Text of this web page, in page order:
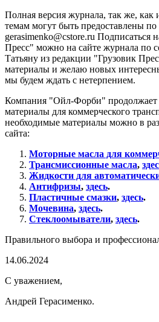
Полная версия журнала, так же, как
темам могут быть предоставлены по
gerasimenko@cstore.ru Подписаться
Пресс" можно на сайте журнала по
Татьяну из редакции "Грузовик
материалы и желаю новых
мы будем ждать с нетерпением.
Компания "Ойл-Форби" продолжает
материалы для коммерческого
необходимые материалы можно в
сайта:
Моторные масла для
Трансмиссионные масла,
Жидкости для
Антифризы, здесь.
Пластичные смазки, здесь.
Мочевина, здесь.
Стеклоомыватели, здесь.
Правильного выбора и
14.06.2024
С уважением,
Андрей Герасименко.